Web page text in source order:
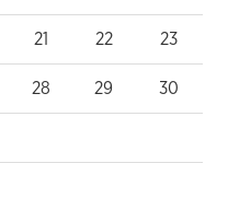
21 22 23
28 29 30